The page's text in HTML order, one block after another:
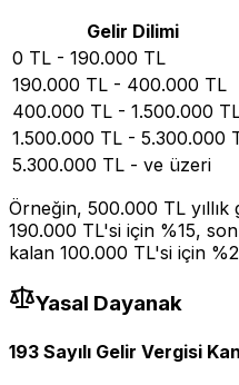
Gelir Dilimi
0 TL - 190.000 TL
190.000 TL - 400.000 TL
400.000 TL - 1.500.000
1.500.000 TL - 5.300.000
5.300.000 TL - ve üzeri
Örneğin, 500.000 TL
190.000 TL'si için %15,
kalan 100.000 TL'si için
Yasal Dayanak
193 Sayılı Gelir Vergisi